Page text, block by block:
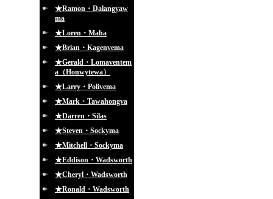
★Ramon・Dalangyaw
ma
★Loren・Maha
★Brian・Kagenvema
★Gerald・Lomaventem
a（Honwytewa）
★Larry・Polivema
★Mark・Tawahongva
★Darren・Silas
★Steven・Sockyma
★Mitchell・Sockyma
★Eddison・Wadsworth
★Cheryl・Wadsworth
★Ronald・Wadsworth